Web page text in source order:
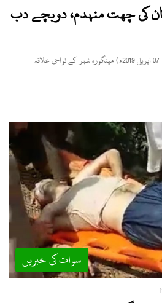
کی چھت منہدم، دوبچے دب
سوات (زما سوات ڈاٹ کام ، تازہ ترین۔ 07 اپریل 2019ء) مینگورہ شہر کے نواحی علاقہ
سوات کی خبریں